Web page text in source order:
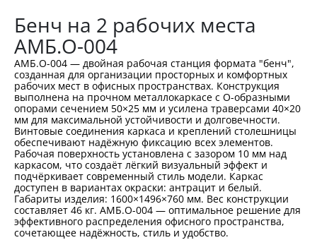
Бенч на 2 рабочих места
АМБ.О-004
АМБ.О-004 — двойная рабочая станция формата "бенч",
созданная для организации просторных и комфортных
рабочих мест в офисных пространствах. Конструкция
выполнена на прочном металлокаркасе с О-образными
опорами сечением 50×25 мм и усилена траверсами 40×20
мм для максимальной устойчивости и долговечности.
Винтовые соединения каркаса и креплений столешницы
обеспечивают надёжную фиксацию всех элементов.
Рабочая поверхность установлена с зазором 10 мм над
каркасом, что создаёт лёгкий визуальный эффект и
подчёркивает современный стиль модели. Каркас
доступен в вариантах окраски: антрацит и белый.
Габариты изделия: 1600×1496×760 мм. Вес конструкции
составляет 46 кг. АМБ.О-004 — оптимальное решение для
эффективного распределения офисного пространства,
сочетающее надёжность, стиль и удобство.